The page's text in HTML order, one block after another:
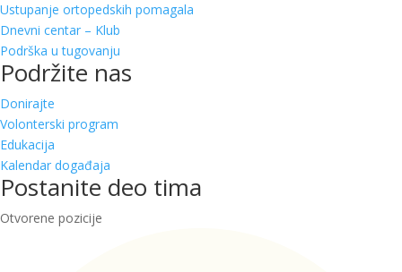
Ustupanje ortopedskih pomagala
Dnevni centar – Klub
Podrška u tugovanju
Podržite nas
Donirajte
Volonterski program
Edukacija
Kalendar događaja
Postanite deo tima
Otvorene pozicije